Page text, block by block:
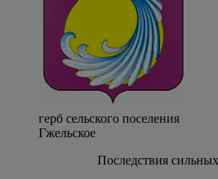
герб сельского поселения
Гжельское
Последствия